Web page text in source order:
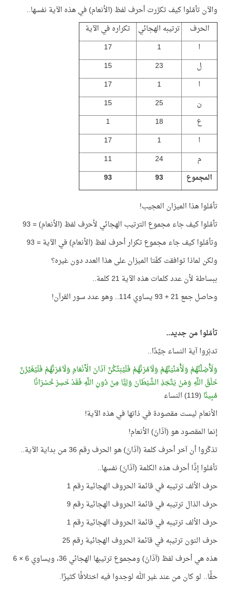
والآن تأمّلوا كيف تكرّرت أحرف لفظ (الأنعام) في هذه الآية نفسها..
الحرف
ترتيبه الهجائي
تكراره في الآية
ا
1
17
ل
23
15
ا
1
17
ن
25
15
ع
18
1
ا
1
17
م
24
11
المجموع
93
93
تأمّلوا هذا الميزان العجيب!
تأمّلوا كيف جاء مجموع الترتيب الهجائي لأحرف لفظ (الأنعام) = 93
وتأمّلوا كيف جاء مجموع تكرار أحرف لفظ (الأنعام) في الآية = 93
ولكن لماذا توافقت كفّتا الميزان على هذا العدد دون غيره؟
ببساطة لأن عدد كلمات هذه الآية 21 كلمة..
وحاصل جمع 21 + 93 يساوي 114.. وهو عدد سور القرآن!
تأمّلوا من جديد..
تدبّروا آية النساء جيِّدًا..
وَلَأُضِلَّنَّهُمْ وَلَأُمَنِّيَنَّهُمْ وَلَآمُرَنَّهُمْ فَلَيُبَتِّكُنَّ آذَانَ الْأَنْعَامِ وَلَآمُرَنَّهُمْ فَلَيُغَيِّرُنَّ
خَلْقَ اللَّهِ وَمَنْ يَتَّخِذِ الشَّيْطَانَ وَلِيًّا مِنْ دُونِ اللَّهِ فَقَدْ خَسِرَ خُسْرَانًا
مُبِينًا (119) النساء
الأنعام ليست مقصودة في ذاتها في هذه الآية!
إنما المقصود هو (آذَانَ) الأنعام!
تذكّروا أن آخر أحرف كلمة (آذَانَ) هو الحرف رقم 36 من بداية الآية..
تأمّلوا إذًا أحرف هذه الكلمة (آذَانَ) نفسها..
حرف الألف ترتيبه في قائمة الحروف الهجائية رقم 1
حرف الذال ترتيبه في قائمة الحروف الهجائية رقم 9
حرف الألف ترتيبه في قائمة الحروف الهجائية رقم 1
حرف النون ترتيبه في قائمة الحروف الهجائية رقم 25
هذه هي أحرف لفظ (آذَانَ) ومجموع ترتيبها الهجائي 36، ويساوي 6 × 6
حقًّا.. لو كان من عند غير الله لوجدوا فيه اختلافًا كثيرًا.